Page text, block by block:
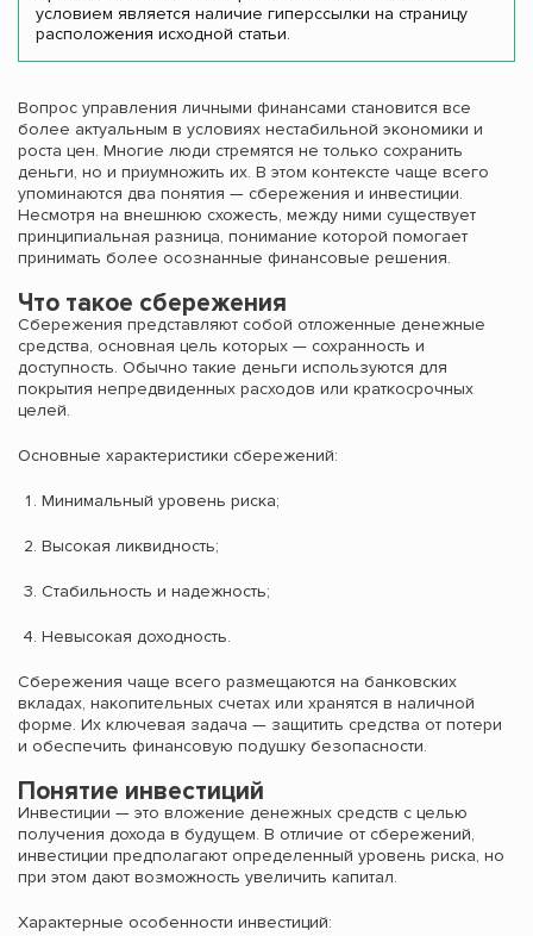
условием является наличие гиперссылки на страницу
расположения исходной статьи.
Вопрос управления личными финансами становится все
более актуальным в условиях нестабильной экономики и
роста цен. Многие люди стремятся не только сохранить
деньги, но и приумножить их. В этом контексте чаще всего
упоминаются два понятия — сбережения и инвестиции.
Несмотря на внешнюю схожесть, между ними существует
принципиальная разница, понимание которой помогает
принимать более осознанные финансовые решения.
Что такое сбережения
Сбережения представляют собой отложенные денежные
средства, основная цель которых — сохранность и
доступность. Обычно такие деньги используются для
покрытия непредвиденных расходов или краткосрочных
целей.
Основные характеристики сбережений:
Минимальный уровень риска;
Высокая ликвидность;
Стабильность и надежность;
Невысокая доходность.
Сбережения чаще всего размещаются на банковских
вкладах, накопительных счетах или хранятся в наличной
форме. Их ключевая задача — защитить средства от потери
и обеспечить финансовую подушку безопасности.
Понятие инвестиций
Инвестиции — это вложение денежных средств с целью
получения дохода в будущем. В отличие от сбережений,
инвестиции предполагают определенный уровень риска, но
при этом дают возможность увеличить капитал.
Характерные особенности инвестиций: